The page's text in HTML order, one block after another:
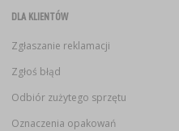
DLA KLIENTÓW
Zgłaszanie reklamacji
Zgłoś błąd
Odbiór zużytego sprzętu
Oznaczenia opakowań